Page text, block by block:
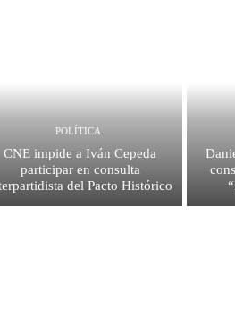
POLÍTICA
CNE impide a Iván Cepeda
participar en consulta
del Pacto Histórico